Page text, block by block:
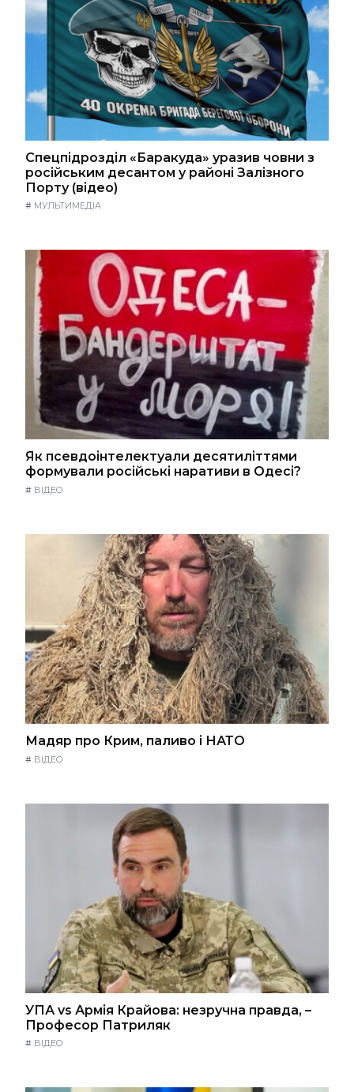
Спецпідрозділ «Баракуда» уразив човни з
російським десантом у районі Залізного
Порту (відео)
# МУЛЬТИМЕДІА
Як псевдоінтелектуали десятиліттями
формували російські наративи в Одесі?
# ВІДЕО
Мадяр про Крим, паливо і НАТО
# ВІДЕО
УПА vs Армія Крайова: незручна правда, –
Професор Патриляк
# ВІДЕО